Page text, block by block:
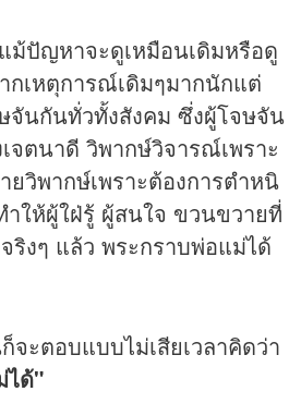
ม้ปัญหาจะดูเหมือนเดิมหรือดู
กเหตุการณ์เดิมๆมากนักแต่
จันกันทั่วทั้งสังคม ซึ่งผู้โจษจัน
จตนาดี วิพากษ์วิจารณ์เพราะ
ยวิพากษ์เพราะต้องการตำหนิ
ให้ผู้ใฝ่รู้ ผู้สนใจ ขวนขวายที่
ริงๆ แล้ว พระกราบพ่อแม่ได้
ะตอบแบบไม่เสียเวลาคิดว่า
ได้"